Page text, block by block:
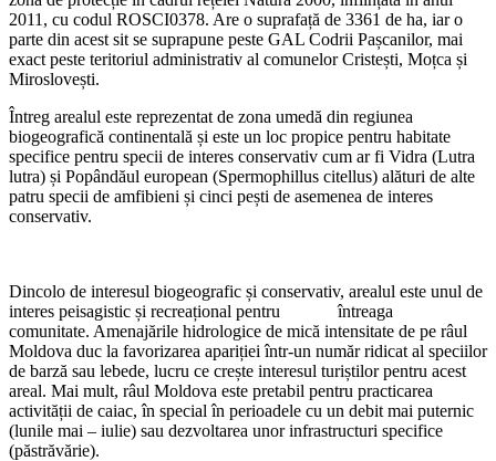
2011, cu codul ROSCI0378. Are o suprafață de 3361 de ha, iar o
parte din acest sit se suprapune peste GAL Codrii Pașcanilor, mai
exact peste teritoriul administrativ al comunelor Cristești, Moțca și
Miroslovești.
Întreg arealul este reprezentat de zona umedă din regiunea
biogeografică continentală și este un loc propice pentru habitate
specifice pentru specii de interes conservativ cum ar fi Vidra (Lutra
lutra) și Popândăul european (Spermophillus citellus) alături de alte
patru specii de amfibieni și cinci pești de asemenea de interes
conservativ.
Dincolo de interesul biogeografic și conservativ, arealul este unul de
interes peisagistic și recreațional pentru întreaga
comunitate. Amenajările hidrologice de mică intensitate de pe râul
Moldova duc la favorizarea apariției într-un număr ridicat al speciilor
de barză sau lebede, lucru ce crește interesul turiștilor pentru acest
areal. Mai mult, râul Moldova este pretabil pentru practicarea
activității de caiac, în special în perioadele cu un debit mai puternic
(lunile mai – iulie) sau dezvoltarea unor infrastructuri specifice
(păstrăvărie).